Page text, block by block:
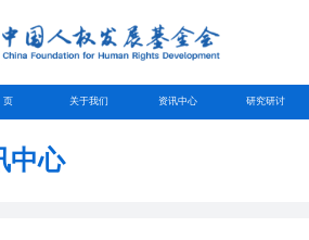
页 关于我们 资讯中心 研究研讨
中心